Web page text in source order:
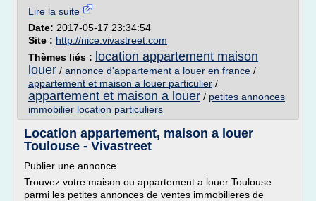
Lire la suite
Date: 2017-05-17 23:34:54
Site : http://nice.vivastreet.com
Thèmes liés : location appartement maison
louer / annonce d'appartement a louer en france /
appartement et maison a louer particulier /
appartement et maison a louer / petites annonces
immobilier location particuliers
Location appartement, maison a louer
Toulouse - Vivastreet
Publier une annonce
Trouvez votre maison ou appartement a louer Toulouse
parmi les petites annonces de ventes immobilieres de